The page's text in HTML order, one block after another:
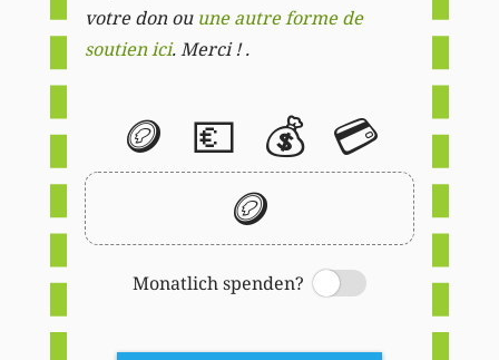
votre don ou une autre forme de
soutien ici. Merci ! .
🪙 💶 💰 💳
🪙
Monatlich spenden?
Switch